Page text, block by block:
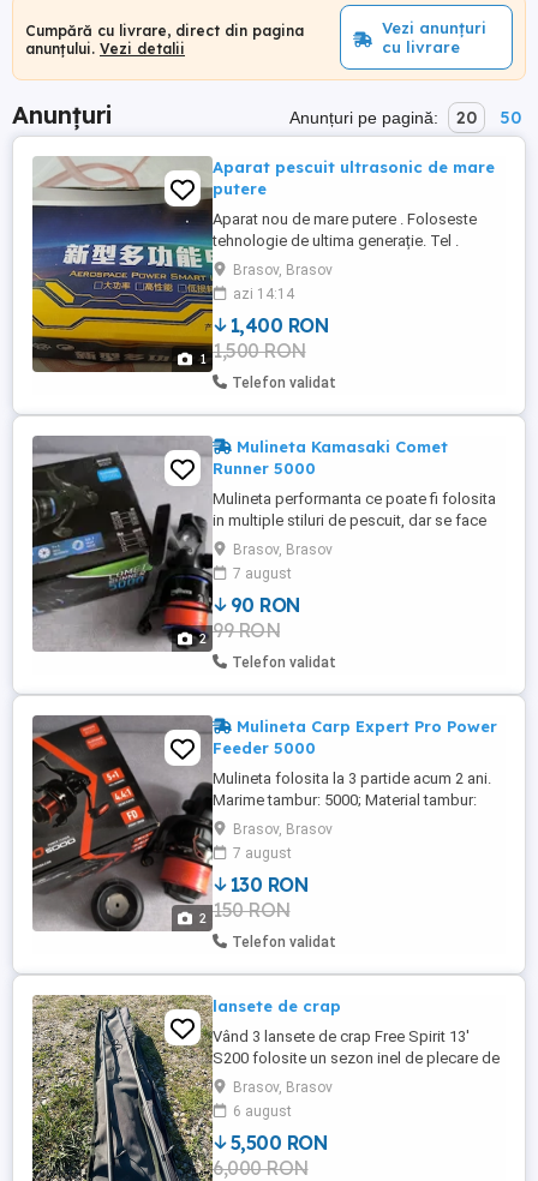
Cumpără cu livrare, direct din pagina
anunțului. Vezi detalii
Vezi anunțuri
cu livrare
Anunțuri Anunțuri pe pagină: 20 50
1
Aparat pescuit ultrasonic de mare
putere
Aparat nou de mare putere . Foloseste
tehnologie de ultima generație. Tel .
Brasov, Brasov
azi 14:14
1,400 RON
1,500 RON
Telefon validat
2
Mulineta Kamasaki Comet
Runner 5000
Mulineta performanta ce poate fi folosita
in multiple stiluri de pescuit, dar se face
remarcata cel mai bine in pescuitul
stationar. Corp: grafit Frana frontala
Baitrunner Nr. rulmenti: 7+1 Raport
recuperare: 5.2:1 Capacitate tambur:
0.28mm 250m Greutate: 485g
Brasov, Brasov
7 august
90 RON
99 RON
Telefon validat
2
Mulineta Carp Expert Pro Power
Feeder 5000
Mulineta folosita la 3 partide acum 2 ani.
Marime tambur: 5000; Material tambur:
aliaj tratat anticoroziune; Tambur de
rezerva: Grafit; Capacitate tambur: 0.30mm
175m; Raport de recuperare: 4.1:1; Numar
Rulmenti: 5+1; Material corp mulineta:
Grafit; Greutate (cantarita de
MarelePescar):413g; Frana: ...
Brasov, Brasov
7 august
130 RON
150 RON
Telefon validat
lansete de crap
Vând 3 lansete de crap Free Spirit 13'
S200 folosite un sezon inel de plecare de
40 , bune pentru distanțe , husă este
cadou. Rog seriozitate
Brasov, Brasov
6 august
5,500 RON
6,000 RON